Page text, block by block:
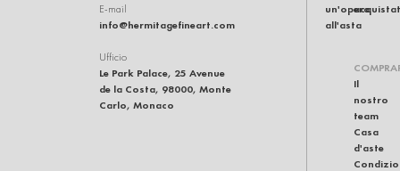
E-mail
info@hermitagefineart.com
Ufficio
Le Park Palace, 25 Avenue
de la Costa, 98000, Monte
Carlo, Monaco
un'opera
all'asta
Il
nostro
team
Casa
d'aste